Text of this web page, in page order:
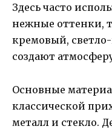
Здесь часто
нежные оттенки,
кремовый,
создают
Основные
классической
металл и стекло.